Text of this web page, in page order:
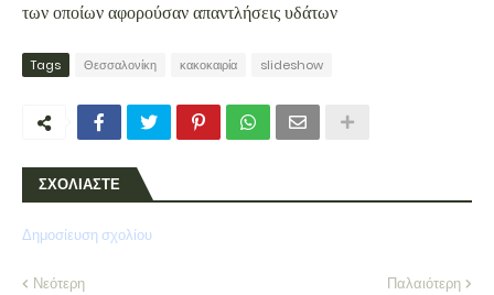
των οποίων αφορούσαν απαντλήσεις υδάτων
Tags Θεσσαλονίκη κακοκαιρία slideshow
ΣΧΟΛΙΑΣΤΕ
Δημοσίευση σχολίου
Νεότερη Παλαιότερη